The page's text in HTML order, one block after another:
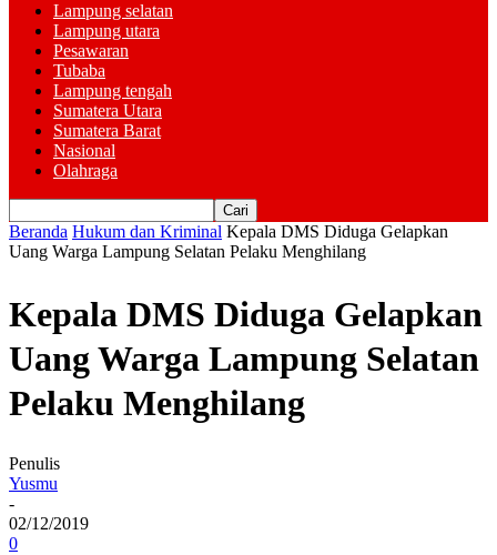
Lampung selatan
Lampung utara
Pesawaran
Tubaba
Lampung tengah
Sumatera Utara
Sumatera Barat
Nasional
Olahraga
Beranda Hukum dan Kriminal Kepala DMS Diduga Gelapkan
Uang Warga Lampung Selatan Pelaku Menghilang
Kepala DMS Diduga Gelapkan
Uang Warga Lampung Selatan
Pelaku Menghilang
Penulis
Yusmu
-
02/12/2019
0